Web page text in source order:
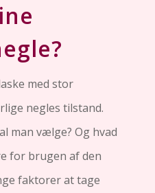
med stor
negles tilstand.
man vælge? Og hvad
for brugen af den
faktorer at tage